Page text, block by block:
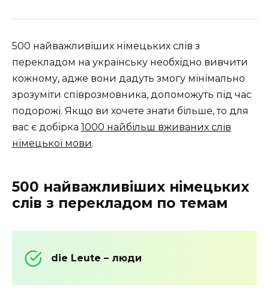
500 найважливіших німецьких слів з
перекладом на українську необхідно вивчити
кожному, адже вони дадуть змогу мінімально
зрозуміти співрозмовника, допоможуть під час
подорожі. Якщо ви хочете знати більше, то для
вас є добірка 1000 найбільш вживаних слів
німецької мови.
500 найважливіших німецьких
слів з перекладом по темам
die Leute – люди